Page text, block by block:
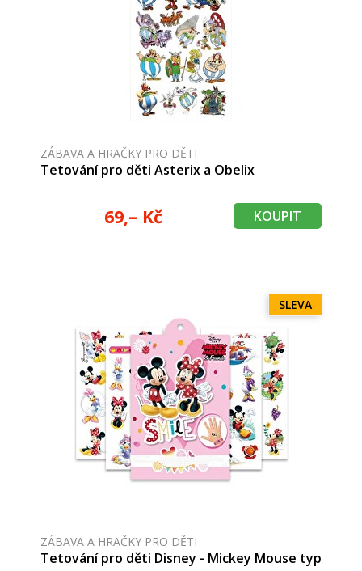
ZÁBAVA A HRAČKY PRO DĚTI
Tetování pro děti Asterix a Obelix
69,– Kč KOUPIT
SLEVA
ZÁBAVA A HRAČKY PRO DĚTI
Tetování pro děti Disney - Mickey Mouse typ